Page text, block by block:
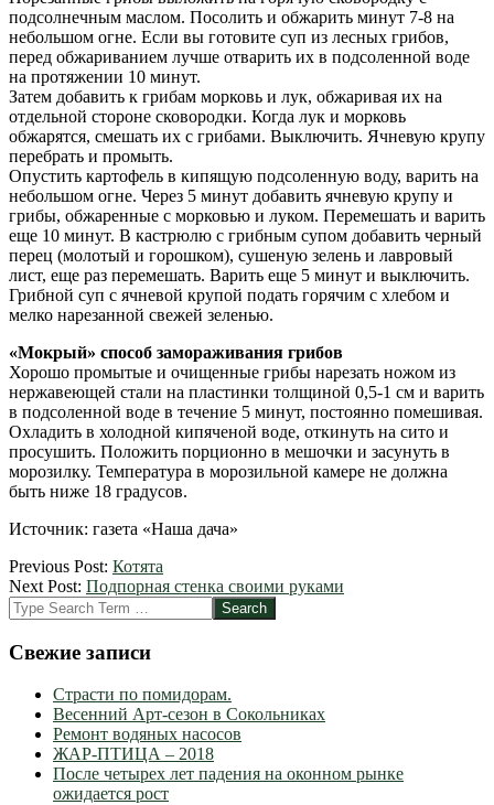
подсолнечным маслом. Посолить и обжарить минут 7-8 на
небольшом огне. Если вы готовите суп из лесных грибов,
перед обжариванием лучше отварить их в подсоленной воде
на протяжении 10 минут.
Затем добавить к грибам морковь и лук, обжаривая их на
отдельной стороне сковородки. Когда лук и морковь
обжарятся, смешать их с грибами. Выключить. Ячневую крупу
перебрать и промыть.
Опустить картофель в кипящую подсоленную воду, варить на
небольшом огне. Через 5 минут добавить ячневую крупу и
грибы, обжаренные с морковью и луком. Перемешать и варить
еще 10 минут. В кастрюлю с грибным супом добавить черный
перец (молотый и горошком), сушеную зелень и лавровый
лист, еще раз перемешать. Варить еще 5 минут и выключить.
Грибной суп с ячневой крупой подать горячим с хлебом и
мелко нарезанной свежей зеленью.
«Мокрый» способ замораживания грибов
Хорошо промытые и очищенные грибы нарезать ножом из
нержавеющей стали на пластинки толщиной 0,5-1 см и варить
в подсоленной воде в течение 5 минут, постоянно помешивая.
Охладить в холодной кипяченой воде, откинуть на сито и
просушить. Положить порционно в мешочки и засунуть в
морозилку. Температура в морозильной камере не должна
быть ниже 18 градусов.
Источник: газета «Наша дача»
2012-
10-
22
Previous Post: Котята
Next Post: Подпорная стенка своими руками
Search
Свежие записи
Страсти по помидорам.
Весенний Арт-сезон в Сокольниках
Ремонт водяных насосов
ЖАР-ПТИЦА – 2018
После четырех лет падения на оконном рынке
ожидается рост